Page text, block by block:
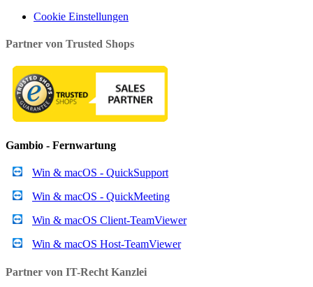
Cookie Einstellungen
Partner von Trusted Shops
Gambio - Fernwartung
Win & macOS - QuickSupport
Win & macOS - QuickMeeting
Win & macOS Client-TeamViewer
Win & macOS Host-TeamViewer
Partner von IT-Recht Kanzlei